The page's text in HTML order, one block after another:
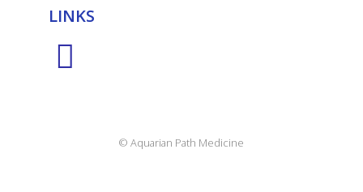
LINKS
© Aquarian Path Medicine